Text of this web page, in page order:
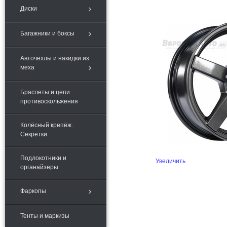
Диски
Багажники и боксы
Авточехлы и накидки из
меха
Браслеты и цепи
противоскольжения
Колёсный крепёж.
Секретки
Подлокотники и
органайзеры
Фаркопы
Тенты и маркизы
Увеличить